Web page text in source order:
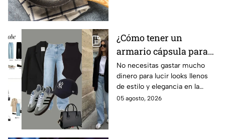
¿Cómo tener un
armario cápsula para
este regreso a clases
2026? Lucirás
sofisticada y elegante
con prendas básicas
No necesitas gastar mucho
dinero para lucir looks llenos
de estilo y elegancia en la
escuela, solo prendas básicas
05 agosto, 2026